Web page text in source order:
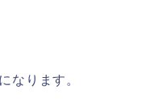
なります。